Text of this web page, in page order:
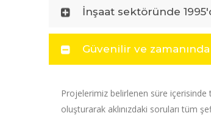
İnşaat sektöründe
Güvenilir ve
Projelerimiz belirlenen süre
oluşturarak aklınızdaki soruları tüm